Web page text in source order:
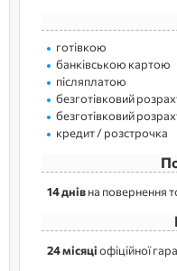
готівкою
банківською картою
післяплатою
безготівковий
безготівковий
кредит / розстрочка
14 днівна повернення
24 місяціофіційної